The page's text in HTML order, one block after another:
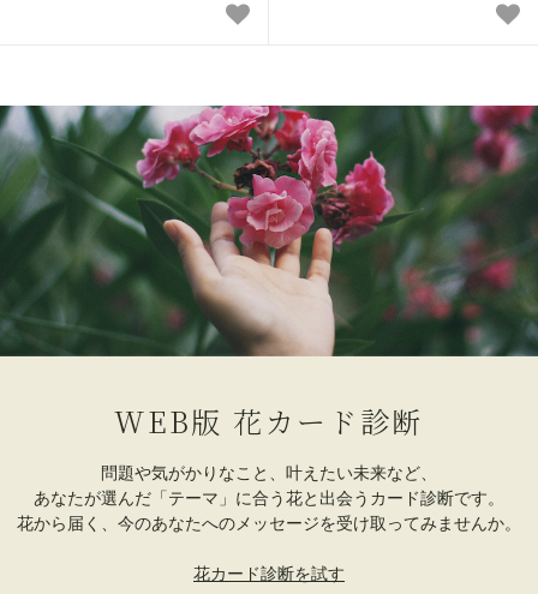
WEB版 花カード診断
問題や気がかりなこと、叶えたい未来など、
あなたが選んだ「テーマ」に合う花と出会うカード診断です。
花から届く、今のあなたへのメッセージを受け取ってみませんか。
花カード診断を試す